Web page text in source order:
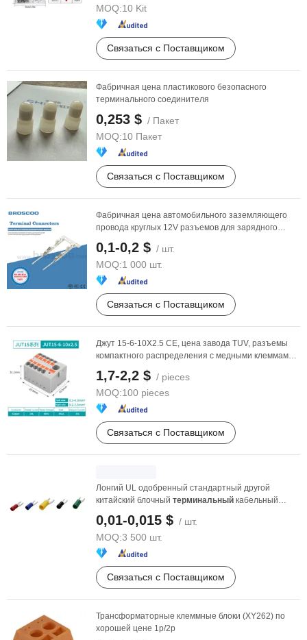
MOQ:10 Kit
Связаться с Поставщиком
Фабричная цена пластикового безопасного
терминального соединителя
0,253 $ / Пакет
MOQ:10 Пакет
Связаться с Поставщиком
Фабричная цена автомобильного заземляющего
провода круглых 12V разъемов для зарядного
0,1-0,2 $ / шт.
MOQ:1 000 шт.
Связаться с Поставщиком
Джут 15-6-10X2.5 CE, цена завода TUV, разъемы
компактного распределения с медными клеммами
1,7-2,2 $ / pieces
MOQ:100 pieces
Связаться с Поставщиком
Лонгий UL одобренный стандартный другой
китайский блочный терминальный кабельный
0,01-0,015 $ / шт.
MOQ:3 500 шт.
Связаться с Поставщиком
Трансформаторные клеммные блоки (XY262) по
хорошей цене 1p/2p